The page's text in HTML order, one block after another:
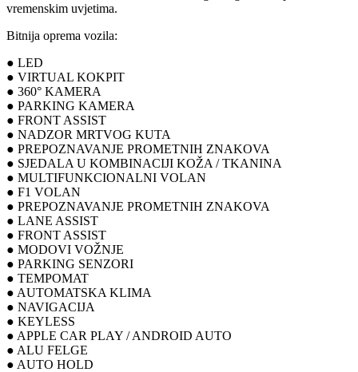
vremenskim uvjetima.
Bitnija oprema vozila:
● LED
● VIRTUAL KOKPIT
● 360° KAMERA
● PARKING KAMERA
● FRONT ASSIST
● NADZOR MRTVOG KUTA
● PREPOZNAVANJE PROMETNIH ZNAKOVA
● SJEDALA U KOMBINACIJI KOŽA / TKANINA
● MULTIFUNKCIONALNI VOLAN
● F1 VOLAN
● PREPOZNAVANJE PROMETNIH ZNAKOVA
● LANE ASSIST
● FRONT ASSIST
● MODOVI VOŽNJE
● PARKING SENZORI
● TEMPOMAT
● AUTOMATSKA KLIMA
● NAVIGACIJA
● KEYLESS
● APPLE CAR PLAY / ANDROID AUTO
● ALU FELGE
● AUTO HOLD